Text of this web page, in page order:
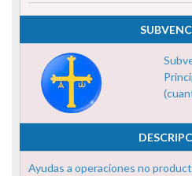
Ayudas a operaciones no